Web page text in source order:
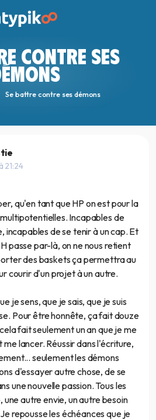
CONTRE SES
Se battre contre ses démons
21:24
qu'en tant que HP on est pour la
Incapables de
incapables de se tenir à un cap. Et
passe par-là, on ne nous retient
des baskets ça permettra au
courir d'un projet à un autre.
je sens, que je sais, que je suis
Pour être honnête, ça fait douze
fait seulement un an que je me
lancer. Réussir dans l'écriture,
seulement les démons
d'essayer autre chose, de se
une nouvelle passion. Tous les
une autre envie, un autre besoin
repousse les échéances que je